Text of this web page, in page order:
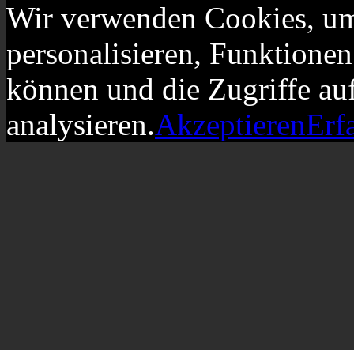
Wir verwenden Cookies,
personalisieren,
können und die Zugriffe
analysieren.Akzeptieren